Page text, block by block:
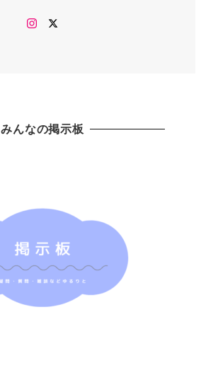
Instagram
みんなの掲示板